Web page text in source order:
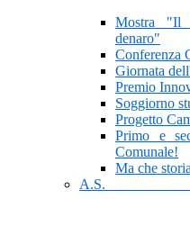
Mostra "Il
denaro"
Conferenza
Giornata
Premio
Soggiorno
Progetto
Primo e
Comunale!
Ma che storia
A.S.